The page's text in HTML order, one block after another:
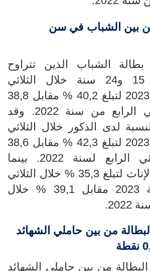
بين الشباب في سن
الشباب الذين تتراوح
من سنة 2023 لتبلغ 40,2 % مقابل 38,8
% خلال الثلاثي الرابع من سنة 2022. وقد
لدى الذكور خلال الثلاثي
من سنة 2023 لتبلغ 42,3 % مقابل 38,6
% خلال الثلاثي الرابع لسنة 2022. بينما
انخفضت لدى الإناث لتبلغ 35,3 % خلال الثلاثي
الأول من سنة 2023 مقابل 39,1 % خلال
.
من بين حاملي الشهائد
من بين حاملي الشهائد